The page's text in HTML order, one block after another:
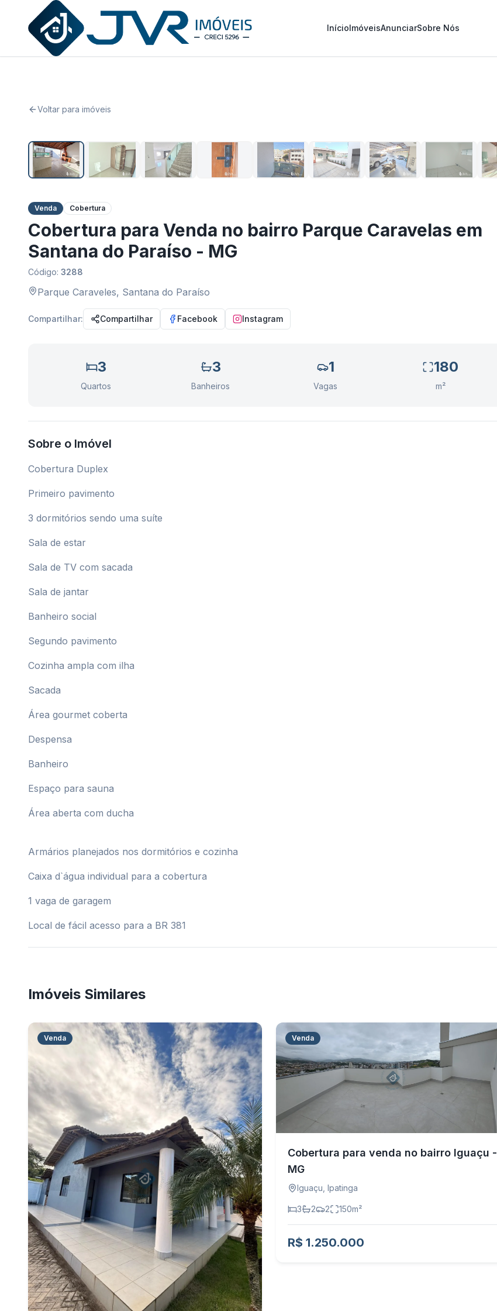
JVR Imóveis
InícioImóveisAnunciarSobre Nós
Voltar para imóveis
Venda Cobertura
Cobertura para Venda no bairro Parque Caravelas em
Santana do Paraíso - MG
Código: 3288
Parque Caraveles, Santana do Paraíso
Compartilhar: Compartilhar Facebook Instagram
3
Quartos
3
Banheiros
1
Vagas
180
m²
Sobre o Imóvel
Cobertura Duplex
Primeiro pavimento
3 dormitórios sendo uma suíte
Sala de estar
Sala de TV com sacada
Sala de jantar
Banheiro social
Segundo pavimento
Cozinha ampla com ilha
Sacada
Área gourmet coberta
Despensa
Banheiro
Espaço para sauna
Área aberta com ducha
Armários planejados nos dormitórios e cozinha
Caixa d`água individual para a cobertura
1 vaga de garagem
Local de fácil acesso para a BR 381
Imóveis Similares
Venda Venda
Cobertura para venda no bairro Iguaçu -
MG
Iguaçu Ipatinga
3 2 2 150m²
R$ 1.250.000